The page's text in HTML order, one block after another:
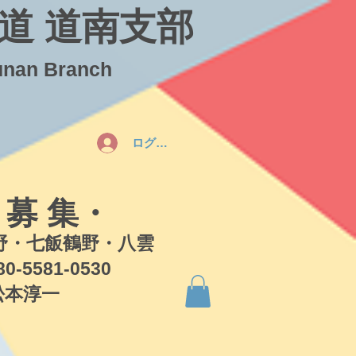
道南支部
Branch
ログイン
集・
七飯鶴野・八雲
0530
一